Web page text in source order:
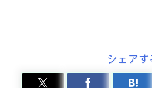
シェアす